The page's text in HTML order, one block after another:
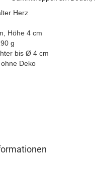
Herz
Höhe 4 cm
g
bis Ø 4 cm
Deko